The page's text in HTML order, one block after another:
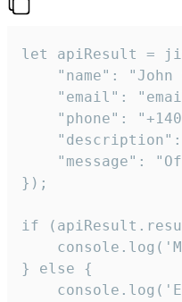
let apiResult =
"name": "John
"email":
"phone":
"message":
});
if
} else {